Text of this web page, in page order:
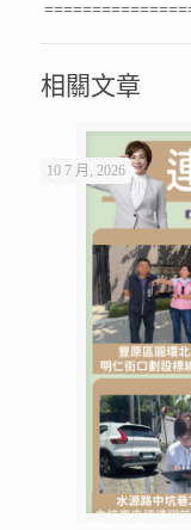
相關文章
10 7 月, 2026